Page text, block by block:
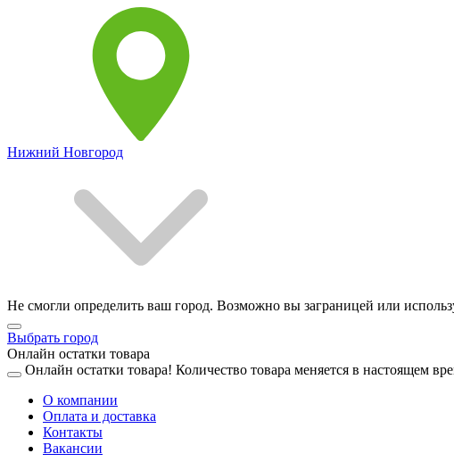
Нижний Новгород
Не смогли определить ваш город. Возможно вы заграницей или
Выбрать город
Онлайн остатки товара
Онлайн остатки товара! Количество товара меняется в настоящем
О компании
Оплата и доставка
Контакты
Вакансии